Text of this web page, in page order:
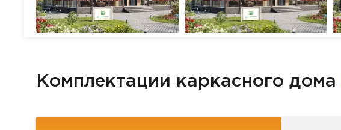
Комплектации каркасного дома